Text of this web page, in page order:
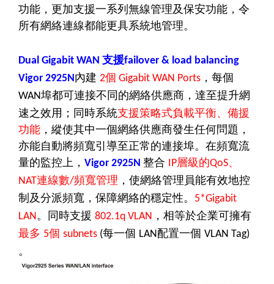
功能，更加支援一系列無線管理及保安功能，令
所有網絡連線都能更具系統地管理。
Dual Gigabit WAN 支援failover & load balancing
Vigor 2925N內建 2個 Gigabit WAN Ports ，每個
WAN埠都可連接不同的網絡供應商，達至提升網
速之效用；同時系統支援策略式負載平衡、備援
功能 ，縱使其中一個網絡供應商發生任何問題，
亦能自動將頻寬引導至正常的連接埠。在頻寬流
量的監控上， Vigor 2925N 整合 IP層級的QoS、
NAT連線數/頻寬管理 ，使網絡管理員能有效地控
制及分派頻寬，保障網絡的穩定性。
5*Gigabit
LAN。同時支援 802.1q VLAN ，相等於企業可擁有
最多 5個 subnets (每一個 LAN配置一個 VLAN Tag)
。